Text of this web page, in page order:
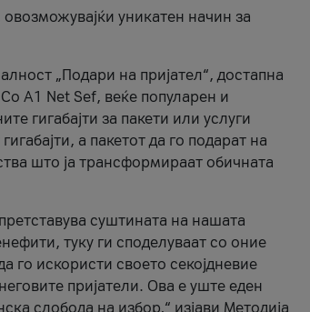
уникатен начин за
„Подари на пријател“, достапна
A1 Net Sef, веќе популарен и
гигабајти за пакети или услуги
а пакетот да го подарат на
што ја трансформираат обичната
суштината на нашата
туку ги споделуваат со оние
го искористи своето секојдневие
пријатели. Ова е уште еден
слобода на избор,“ изјави Методија